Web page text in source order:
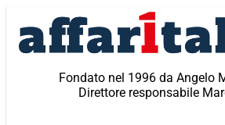
contenuto
Fondato nel 1996 da Angelo
Direttore responsabile